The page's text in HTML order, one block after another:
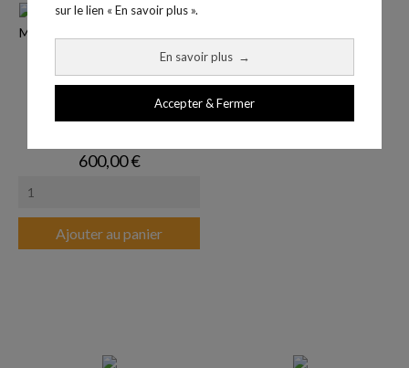
sur le lien « En savoir plus ».
En savoir plus →
Accepter & Fermer
Prix
600,00 €
Ajouter au panier